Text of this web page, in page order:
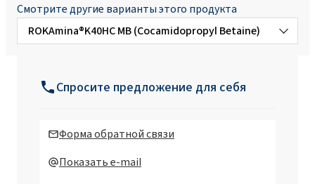
Смотрите другие варианты этого продукта
ROKAmina®K40HC MB (Cocamidopropyl Betaine)
Betaine)
Спросите предложение для себя
Форма обратной связи
Показать e-mail